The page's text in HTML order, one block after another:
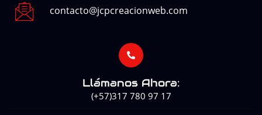
contacto@jcpcreacionweb.com
Llámanos Ahora:
(+57)317 780 97 17